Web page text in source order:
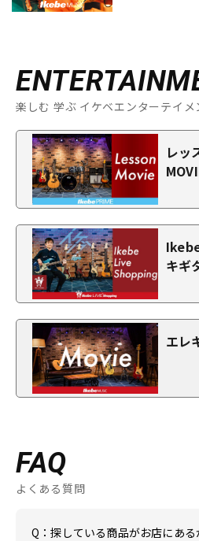
楽しむ 学ぶ イケベエンターテイメ
レッ
キギ
エレ
FAQ
よくある質問
Q：探している商品がお店にあ